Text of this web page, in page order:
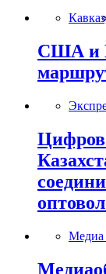
США и
Медиа